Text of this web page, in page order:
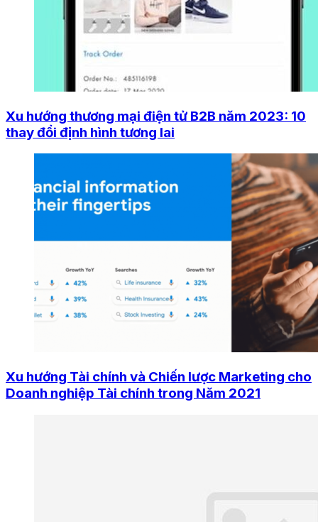
Xu hướng thương mại điện tử B2B năm 2023: 10
thay đổi định hình tương lai
Xu hướng Tài chính và Chiến lược Marketing cho
Doanh nghiệp Tài chính trong Năm 2021